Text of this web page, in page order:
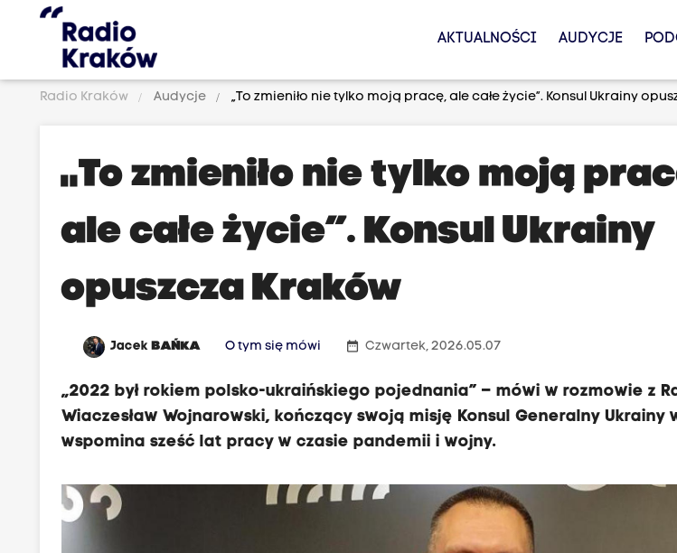
AKTUALNOŚCI AUDYCJE
Radio Kraków Audycje „To zmieniło nie tylko moją pracę, ale całe życie”. Konsul Ukrainy
„To zmieniło nie tylko moją
ale całe życie”. Konsul Ukrainy
opuszcza Kraków
JacekBAŃKA O tym się mówi date_range Czwartek, 2026.05.07
„2022 był rokiem polsko-ukraińskiego pojednania” – mówi w rozmowie z
Wiaczesław Wojnarowski, kończący swoją misję Konsul Generalny Ukrainy
wspomina sześć lat pracy w czasie pandemii i wojny.